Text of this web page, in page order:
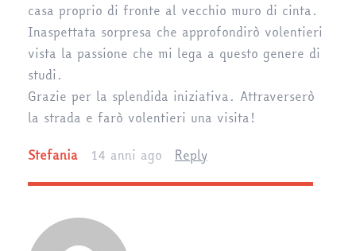
casa proprio di fronte al vecchio muro di cinta.
Inaspettata sorpresa che approfondirò volentieri
vista la passione che mi lega a questo genere di
studi.
Grazie per la splendida iniziativa. Attraverserò
la strada e farò volentieri una visita!
Stefania
14 anni ago Reply